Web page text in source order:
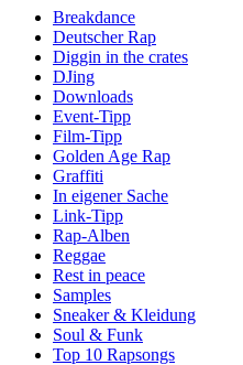
Breakdance
Deutscher Rap
Diggin in the crates
DJing
Downloads
Event-Tipp
Film-Tipp
Golden Age Rap
Graffiti
In eigener Sache
Link-Tipp
Rap-Alben
Reggae
Rest in peace
Samples
Sneaker & Kleidung
Soul & Funk
Top 10 Rapsongs